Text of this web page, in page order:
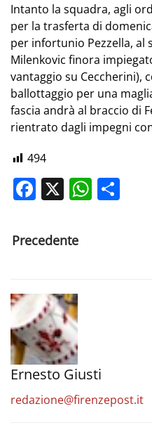
Intanto la squadra, agli
per la trasferta di
per infortunio Pezzella, al
Milenkovic finora
vantaggio su Ceccherini),
ballottaggio per una
fascia andrà al braccio di
rientrato dagli impegni
494
Facebook
X
Precedente
Ernesto Giusti
redazione@firenzepost.it